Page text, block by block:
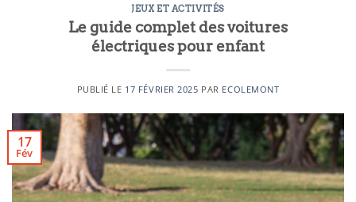
JEUX ET ACTIVITÉS
Le guide complet des voitures
électriques pour enfant
PUBLIÉ LE 17 FÉVRIER 2025 PAR ECOLEMONT
17
Fév